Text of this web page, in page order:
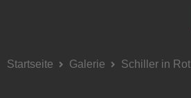
Startseite Galerie Schiller in Rot